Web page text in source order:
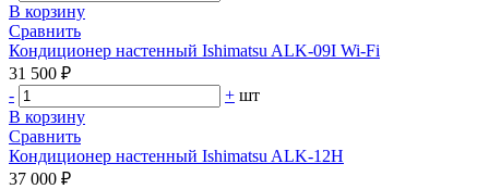
В корзину
Сравнить
Кондиционер настенный Ishimatsu ALK-09I Wi-Fi
31 500 ₽
-
+ шт
В корзину
Сравнить
Кондиционер настенный Ishimatsu ALK-12H
37 000 ₽